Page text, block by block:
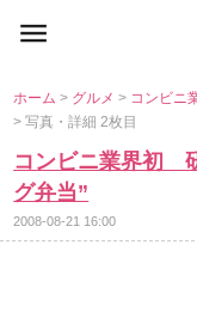
ホーム> グルメ> コンビニ
> 写真・詳細 2枚目
コンビニ業界初
グ弁当”
2008-08-21 16:00